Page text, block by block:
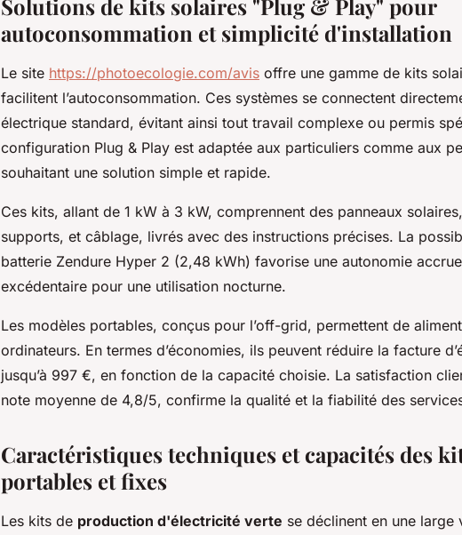
Solutions de kits solaires "Plug & Play" pour
autoconsommation et simplicité d'installation
Le site https://photoecologie.com/avis offre une gamme de kits
facilitent l’autoconsommation. Ces systèmes se connectent
électrique standard, évitant ainsi tout travail complexe ou permis
configuration Plug & Play est adaptée aux particuliers comme aux
souhaitant une solution simple et rapide.
Ces kits, allant de 1 kW à 3 kW, comprennent des panneaux
supports, et câblage, livrés avec des instructions précises. La
batterie Zendure Hyper 2 (2,48 kWh) favorise une autonomie
excédentaire pour une utilisation nocturne.
Les modèles portables, conçus pour l’off-grid, permettent de
ordinateurs. En termes d’économies, ils peuvent réduire la facture
jusqu’à 997 €, en fonction de la capacité choisie. La satisfaction
note moyenne de 4,8/5, confirme la qualité et la fiabilité des
Caractéristiques techniques et capacités des
portables et fixes
Les kits de production d'électricité verte se déclinent en une